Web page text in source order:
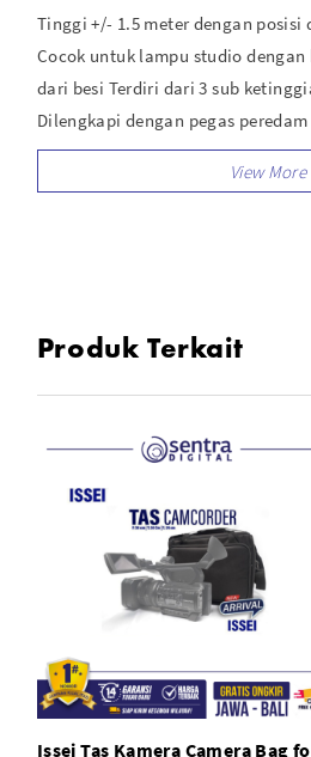
Tinggi +/- 1.5 meter dengan posisi
Cocok untuk lampu studio
dari besi Terdiri dari 3 sub
Dilengkapi dengan pegas
Memiliki kepala spigot yang
Produk Terkait
Issei Tas Kamera Camera Bag